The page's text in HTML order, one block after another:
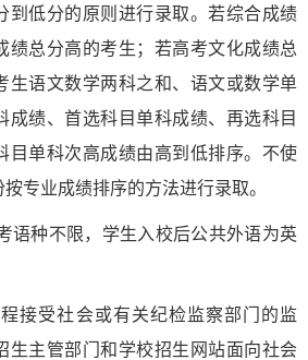
到低分的原则进行录取。若综合成绩
绩总分高的考生；若高考文化成绩总
生语文数学两科之和、语文或数学单
成绩、首选科目单科成绩、再选科目
目单科次高成绩由高到低排序。不使
专业成绩排序的方法进行录取。
语种不限，学生入校后公共外语为英
接受社会或有关纪检监察部门的监
生主管部门和学校招生网站面向社会